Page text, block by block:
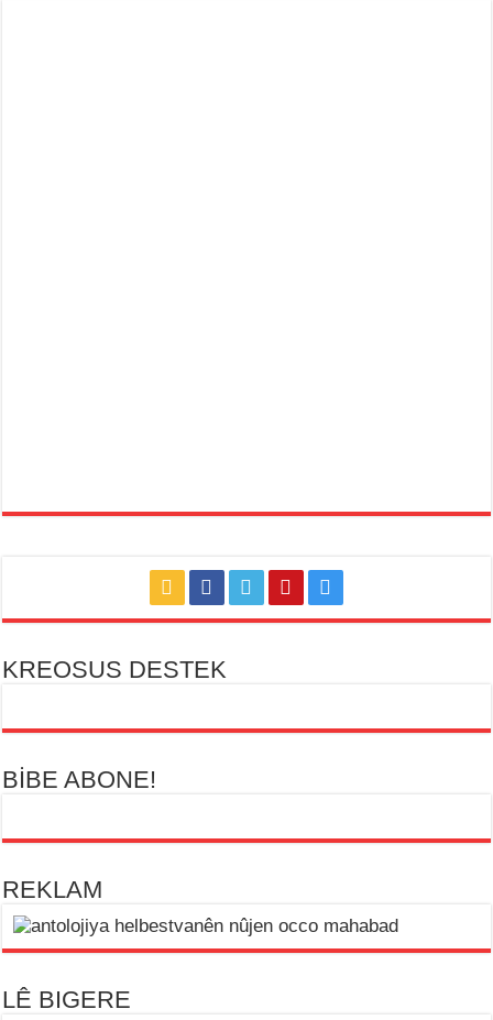
KREOSUS DESTEK
BİBE ABONE!
REKLAM
LÊ BIGERE